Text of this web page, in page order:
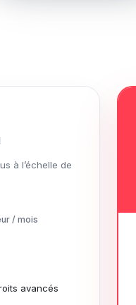
à l’échelle de
/ mois
avancés